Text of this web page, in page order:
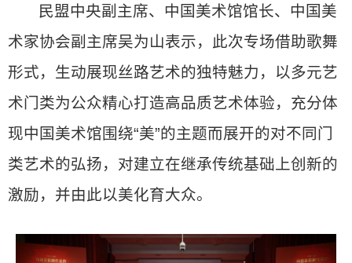
民盟中央副主席、中国美术馆馆长、中国美
术家协会副主席吴为山表示，此次专场借助歌舞
形式，生动展现丝路艺术的独特魅力，以多元艺
术门类为公众精心打造高品质艺术体验，充分体
现中国美术馆围绕“美”的主题而展开的对不同门
类艺术的弘扬，对建立在继承传统基础上创新的
激励，并由此以美化育大众。